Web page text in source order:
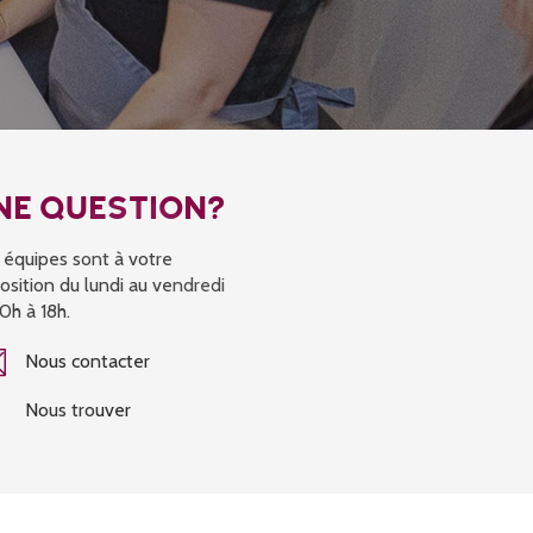
QUESTION?
équipes sont à votre
du lundi au vendredi
à 18h.
Nous contacter
Nous trouver